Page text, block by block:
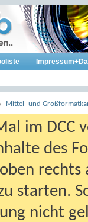
Mittel- und
im DCC
des
starten.
nicht